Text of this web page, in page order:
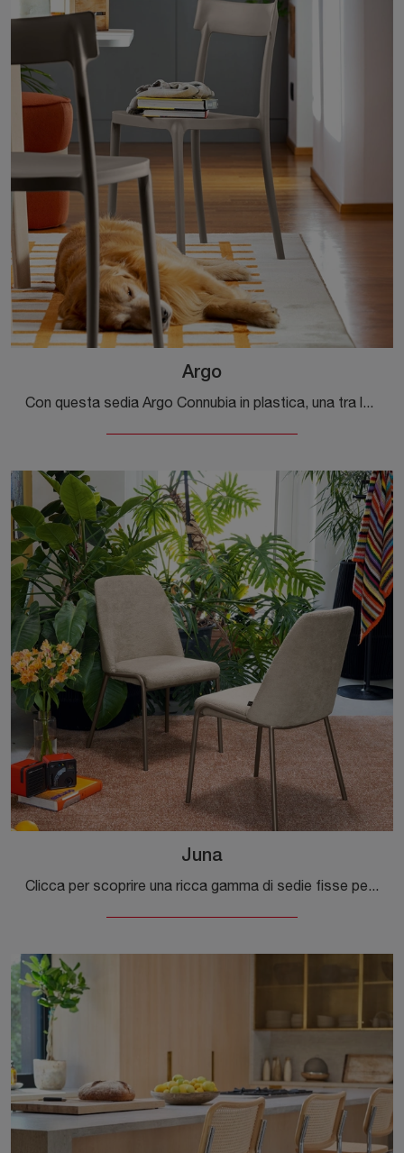
Argo
Con questa sedia Argo Connubia in plastica, una tra le nostre sedute impilabili moderne, potrai completare i tuoi locali.
Juna
Clicca per scoprire una ricca gamma di sedie fisse per stanze moderne: il modello Juna di Connubia ti attende!